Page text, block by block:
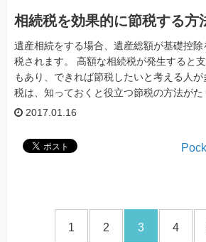
相続税を効果的に節税する方
遺産相続をする場合、遺産総額が基礎控
税されます。 高額な相続税が発生すると
もあり、できれば節税したいと考える人
税は、知っておくと役立つ節税の方法が
2017.01.16
1 2 3 4